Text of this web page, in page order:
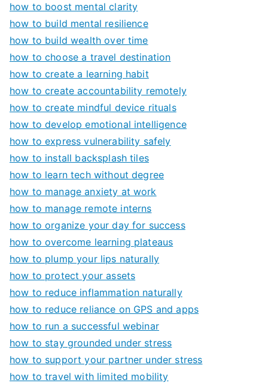
how to boost mental clarity
how to build mental resilience
how to build wealth over time
how to choose a travel destination
how to create a learning habit
how to create accountability remotely
how to create mindful device rituals
how to develop emotional intelligence
how to express vulnerability safely
how to install backsplash tiles
how to learn tech without degree
how to manage anxiety at work
how to manage remote interns
how to organize your day for success
how to overcome learning plateaus
how to plump your lips naturally
how to protect your assets
how to reduce inflammation naturally
how to reduce reliance on GPS and apps
how to run a successful webinar
how to stay grounded under stress
how to support your partner under stress
how to travel with limited mobility